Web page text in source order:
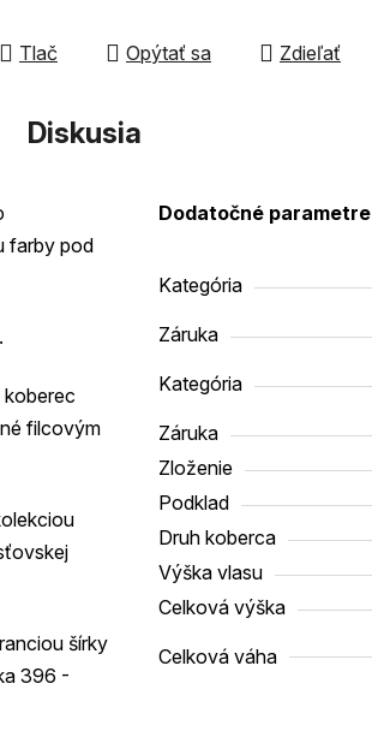
hviezdičiek.
Tlač Opýtať sa Zdieľať
Diskusia
farby pod
filcovým
šírky
396 -
Dodatočné parametre
Kategória
Záruka
Kategória
Záruka
Zloženie
Podklad
Druh koberca
Výška vlasu
Celková výška
Celková váha